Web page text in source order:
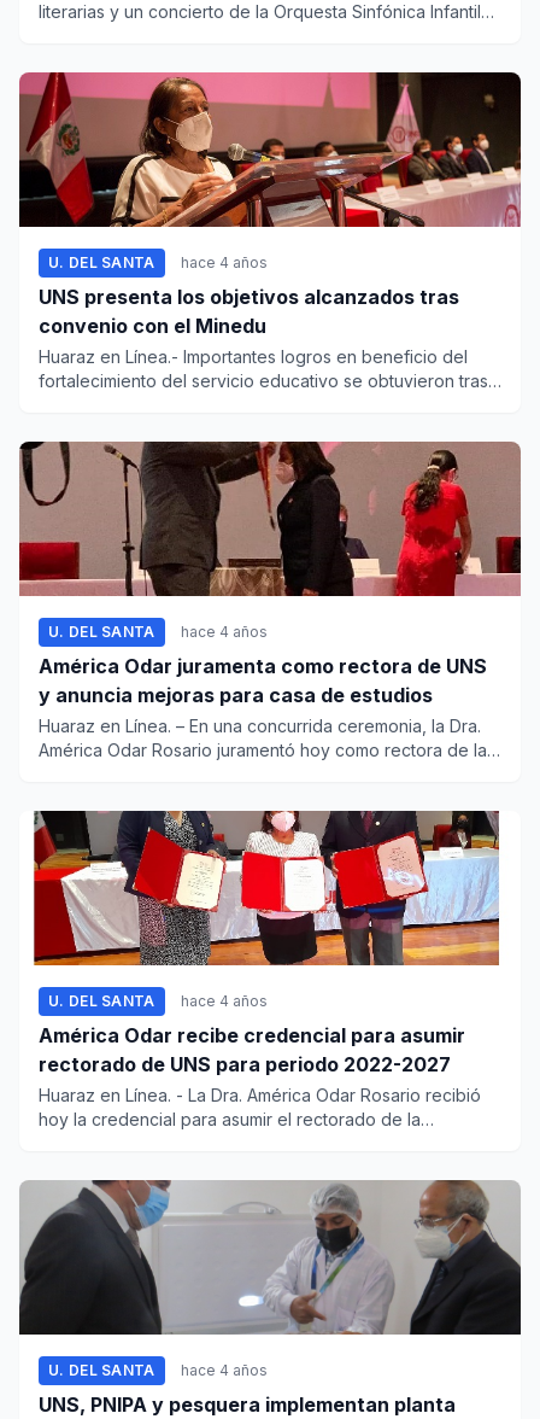
literarias y un concierto de la Orquesta Sinfónica Infantil
U. DEL SANTA hace 4 años
UNS presenta los objetivos alcanzados tras
convenio con el Minedu
Huaraz en Línea.- Importantes logros en beneficio del
fortalecimiento del servicio educativo se obtuvieron tras
U. DEL SANTA hace 4 años
América Odar juramenta como rectora de UNS
y anuncia mejoras para casa de estudios
Huaraz en Línea. – En una concurrida ceremonia, la Dra.
América Odar Rosario juramentó hoy como rectora de la
U. DEL SANTA hace 4 años
América Odar recibe credencial para asumir
rectorado de UNS para periodo 2022-2027
Huaraz en Línea. - La Dra. América Odar Rosario recibió
hoy la credencial para asumir el rectorado de la
U. DEL SANTA hace 4 años
UNS, PNIPA y pesquera implementan planta